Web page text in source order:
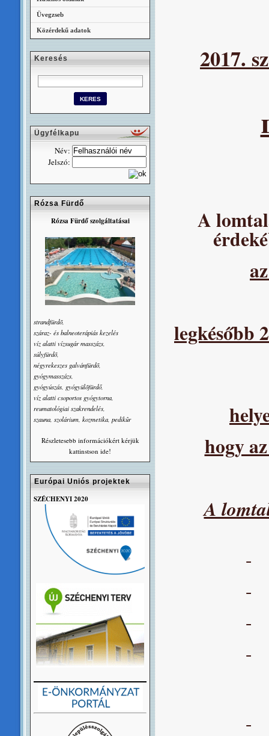
2017.
A
legkésőbb
hogy
A
-
-
-
-
-
Üvegzseb
Közérdekű adatok
Keresés
Ügyfélkapu
Név:
Jelszó:
Rózsa Fürdő
Rózsa Fürdő szolgáltatásai
strandfürdõ,
száraz- és balneoterápiás kezelés
víz alatti vízsugár masszázs,
súlyfürdõ,
négyrekeszes galvánfürdõ,
gyógymasszázs,
gyógyúszás, gyógyülõfürdő,
víz alatti csoportos gyógytorna,
reumatológiai szakrendelés,
szauna, szolárium, kozmetika, pedikûr
Részletesebb információkért kérjük
kattinstson ide!
Európai Uniós projektek
SZÉCHENYI 2020